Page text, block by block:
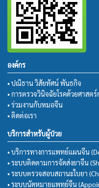
องค์กร
• ปณิธาน วิสัยทัศน์ พันธกิจ
• การตรวจวินิจฉัยโรคด้วยศาส
• ร่วมงานกับหมอจีน
• ติดต่อเรา
บริการสำหรับผู้ป่วย
• บริการทางการแพทย์แผนจีน
• ระบบติดตามการจัดส่งยาจีน
• ระบบตรวจสอบสถานะใบยา
• ระบบนัดหมายแพทย์จีน